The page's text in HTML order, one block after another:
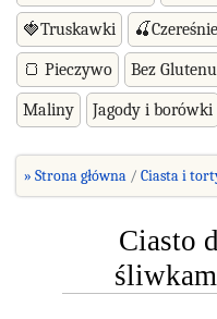
🍓Truskawki 🍒Czereśnie
🍞 Pieczywo Bez Glutenu
Maliny Jagody i borówki
» Strona główna Ciasta i
Ciasto